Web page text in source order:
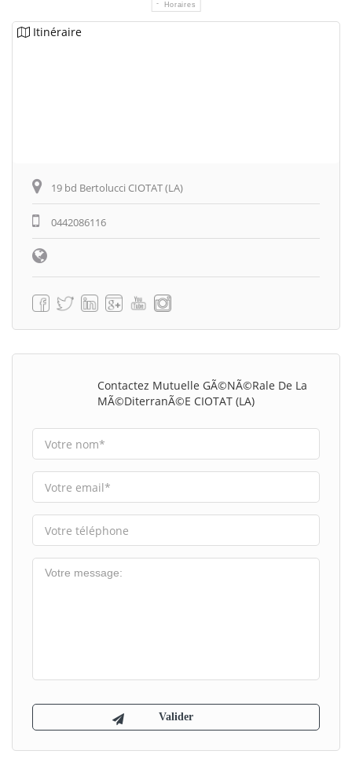
Horaires
Itinéraire
19 bd Bertolucci CIOTAT (LA)
0442086116
Contactez Mutuelle GÃ©nÃ©rale De La
MÃ©diterranÃ©e CIOTAT (LA)